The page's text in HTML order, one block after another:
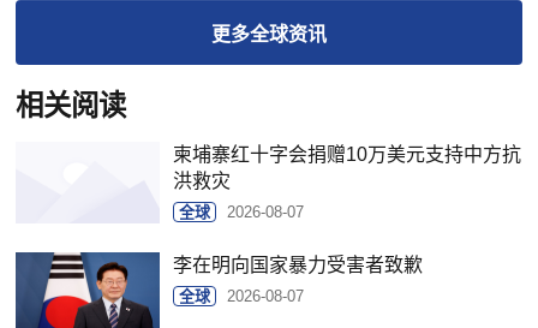
更多全球资讯
相关阅读
柬埔寨红十字会捐赠10万美元支持中方抗
洪救灾
全球 2026-08-07
李在明向国家暴力受害者致歉
全球 2026-08-07